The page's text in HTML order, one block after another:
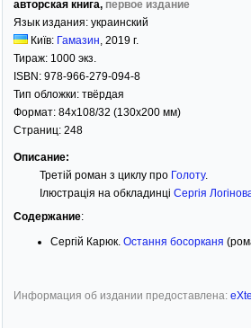
авторская книга, первое издание
Язык издания: украинский
Київ: Гамазин, 2019 г.
Тираж: 1000 экз.
ISBN: 978-966-279-094-8
Тип обложки: твёрдая
Формат: 84x108/32 (130x200 мм)
Страниц: 248
Описание:
Третій роман з циклу про Голоту.
Ілюстрація на обкладинці Сергія
Содержание:
Сергій Карюк. Остання босорканя
Информация об издании предоставлена: